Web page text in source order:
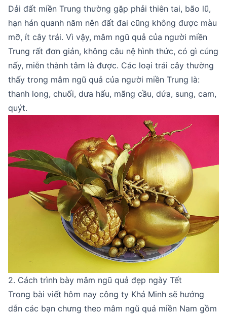
Dải đất miền Trung thường gặp phải thiên tai, bão lũ,
hạn hán quanh năm nên đất đai cũng không được màu
mỡ, ít cây trái. Vì vậy, mâm ngũ quả của người miền
Trung rất đơn giản, không câu nệ hình thức, có gì cúng
nấy, miễn thành tâm là được. Các loại trái cây thường
thấy trong mâm ngũ quả của người miền Trung là:
thanh long, chuối, dưa hấu, mãng cầu, dứa, sung, cam,
quýt.
2. Cách trình bày mâm ngũ quả đẹp ngày Tết
Trong bài viết hôm nay công ty Khả Minh sẽ hướng
dẫn các bạn chưng theo mâm ngũ quả miền Nam gồm